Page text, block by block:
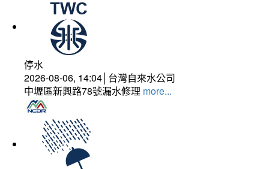
停水
2026-08-06, 14:04│台灣自來水公司
中壢區新興路78號漏水修理 more...